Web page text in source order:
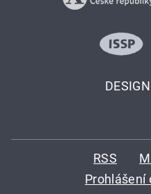
RSS
Prohlášení